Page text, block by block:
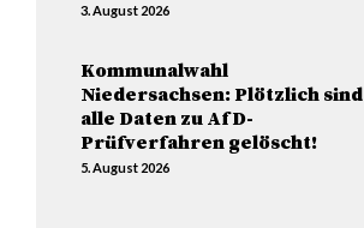
3. August 2026
Kommunalwahl
Niedersachsen: Plötzlich sind
alle Daten zu AfD-
Prüfverfahren gelöscht!
5. August 2026